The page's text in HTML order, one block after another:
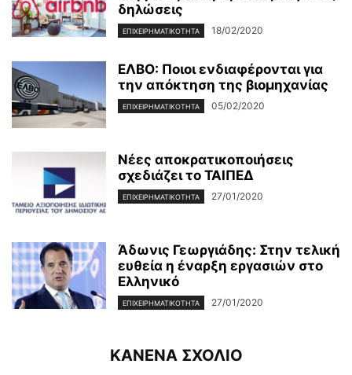
δηλώσεις
ΕΠΙΧΕΙΡΗΜΑΤΙΚΌΤΗΤΑ 18/02/2020
ΕΛΒΟ: Ποιοι ενδιαφέρονται για
την απόκτηση της βιομηχανίας
ΕΠΙΧΕΙΡΗΜΑΤΙΚΌΤΗΤΑ 05/02/2020
Νέες αποκρατικοποιήσεις
σχεδιάζει το ΤΑΙΠΕΔ
ΕΠΙΧΕΙΡΗΜΑΤΙΚΌΤΗΤΑ 27/01/2020
Άδωνις Γεωργιάδης: Στην τελική
ευθεία η έναρξη εργασιών στο
Ελληνικό
ΕΠΙΧΕΙΡΗΜΑΤΙΚΌΤΗΤΑ 27/01/2020
ΚΑΝΕΝΑ ΣΧΟΛΙΟ